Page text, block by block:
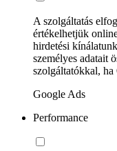
A szolgáltatás
értékelhetjük
hirdetési
személyes adatait
szolgáltatókkal, ha
Google Ads
Performance